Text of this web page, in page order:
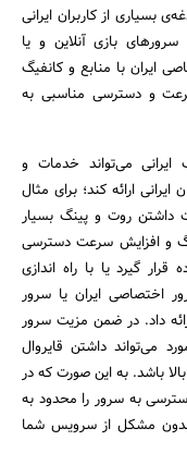
بسیاری از کاربران ایرانی
بازی آنلاین و یا
ایران با منابع و کانفیگ
و دسترسی مناسبی به
می‌تواند خدمات و
ارائه کند؛ برای مثال
داشتن روت و پینگ بسیار
و افزایش سرعت دسترسی
گیرد یا با راه اندازی‌
اختصاصی ایران یا سرور
داد. در ضمن مزیت سرور
می‌تواند داشتن قایروال
باشد. به این صورت که در
به سرور را محدود به
بدون مشکل از سرویس شما